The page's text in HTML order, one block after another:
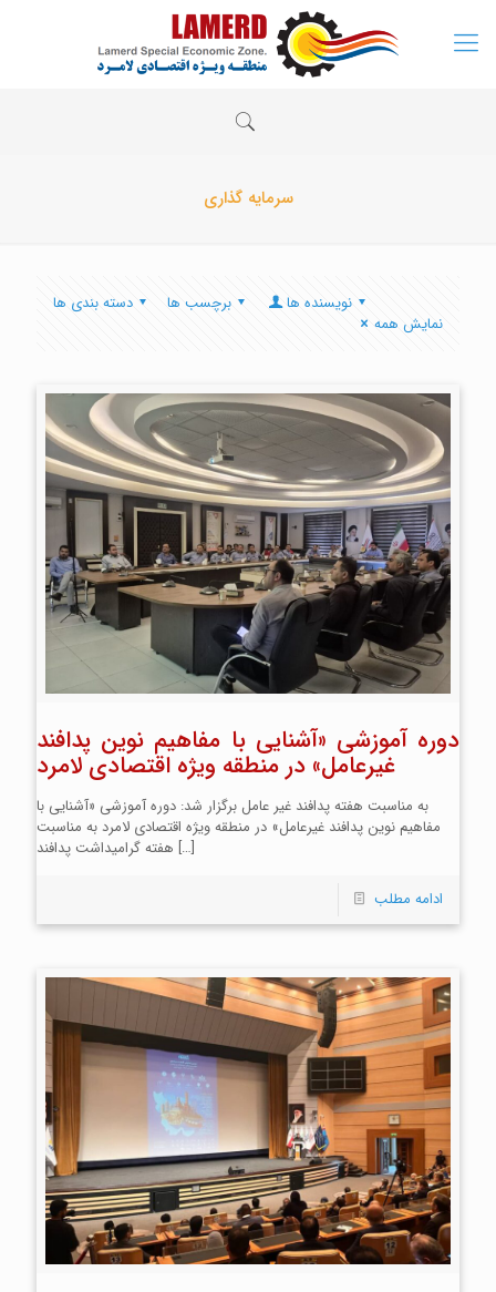
سرمایه گذاری
دسته بندی ها برچسب ها
نویسنده ها
نمایش همه
دوره آموزشی «آشنایی با مفاهیم نوین پدافند
غیرعامل» در منطقه ویژه اقتصادی لامرد
به مناسبت هفته پدافند غیر عامل برگزار شد: دوره آموزشی «آشنایی با
مفاهیم نوین پدافند غیرعامل» در منطقه ویژه اقتصادی لامرد به مناسبت
هفته گرامیداشت پدافند […]
ادامه مطلب